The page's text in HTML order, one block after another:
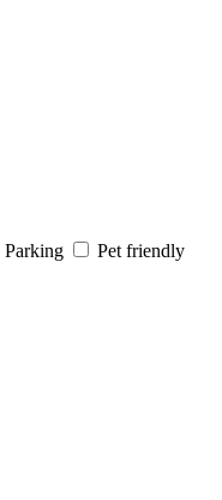
Parking
Pet friendly